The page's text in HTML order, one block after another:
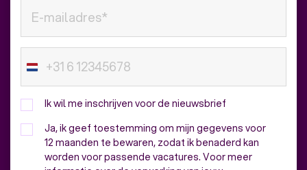
Ik wil me inschrijven voor de nieuwsbrief
Ja, ik geef toestemming om mijn gegevens voor
12 maanden te bewaren, zodat ik benaderd kan
worden voor passende vacatures. Voor meer